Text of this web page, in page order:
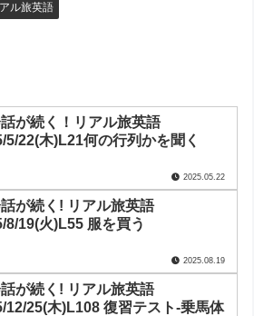
ル旅英語
が続く！リアル旅英語
5/22(木)L21何の行列かを聞く
2025.05.22
が続く! リアル旅英語
8/19(火)L55 服を買う
2025.08.19
が続く! リアル旅英語
12/25(木)L108 復習テスト-乗馬体